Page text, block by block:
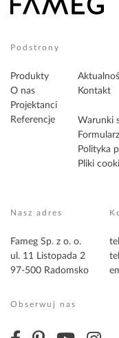
Podstrony
Produkty
O nas
Projektanci
Referencje
Kontakt
Warunki
Polityka
Pliki
Nasz adres
Fameg Sp. z o. o.
ul. 11 Listopada 2
97-500 Radomsko
Obserwuj nas